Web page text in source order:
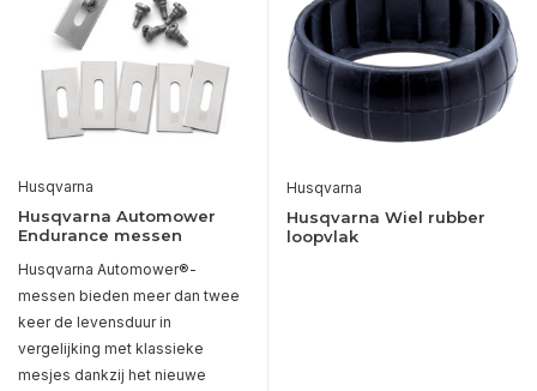
Husqvarna
Husqvarna Automower
Endurance messen
Husqvarna Automower®-
messen bieden meer dan twee
keer de levensduur in
vergelijking met klassieke
mesjes dankzij het nieuwe
Husqvarna
Husqvarna Wiel rubber
loopvlak